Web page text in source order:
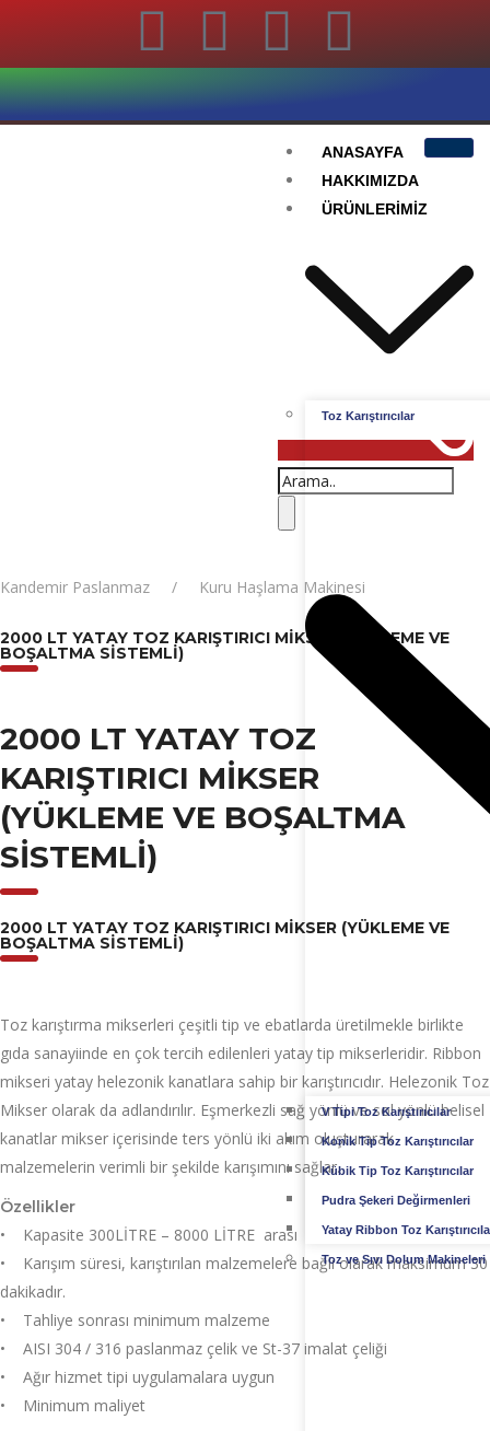
ANASAYFA
HAKKIMIZDA
ÜRÜNLERIMIZ
Toz Karıştırıcılar
V Tipi Toz Karıştırıcılar
Konik Tip Toz Karıştırıcılar
Kübik Tip Toz Karıştırıcılar
Pudra Şekeri Değirmenleri
Yatay Ribbon Toz
Toz ve Sıvı Dolum Makineleri
Kandemir Paslanmaz Kuru Haşlama Makinesi
2000 LT YATAY TOZ KARIŞTIRICI MİKSER (YÜKLEME VE
BOŞALTMA SİSTEMLİ)
2000 LT YATAY TOZ
KARIŞTIRICI MİKSER
(YÜKLEME VE BOŞALTMA
SİSTEMLİ)
2000 LT YATAY TOZ KARIŞTIRICI MİKSER (YÜKLEME VE
BOŞALTMA SİSTEMLİ)
Toz karıştırma mikserleri çeşitli tip ve ebatlarda üretilmekle birlikte
gıda sanayiinde en çok tercih edilenleri yatay tip mikserleridir. Ribbon
mikseri yatay helezonik kanatlara sahip bir karıştırıcıdır. Helezonik Toz
Mikser olarak da adlandırılır. Eşmerkezli sağ yönlü ve sol yönlü helisel
kanatlar mikser içerisinde ters yönlü iki akım oluşturarak
malzemelerin verimli bir şekilde karışımını sağlar.
Özellikler
• Kapasite 300LİTRE – 8000 LİTRE arası
• Karışım süresi, karıştırılan malzemelere bağlı olarak maksimum 30
dakikadır.
• Tahliye sonrası minimum malzeme
• AISI 304 / 316 paslanmaz çelik ve St-37 imalat çeliği
• Ağır hizmet tipi uygulamalara uygun
• Minimum maliyet